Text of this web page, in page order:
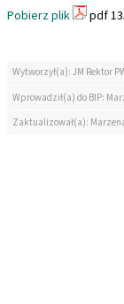
Pobierz plik
pdf
Wytworzył(a): JM Rektor
Wprowadził(a) do BIP:
Zaktualizował(a):